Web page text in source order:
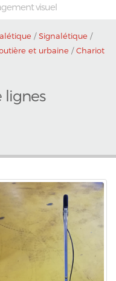
visuel
/Signalétique /
et urbaine /Chariot
lignes